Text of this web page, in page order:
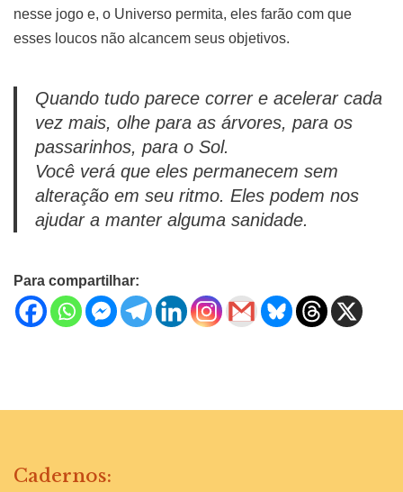
nesse jogo e, o Universo permita, eles farão com que
esses loucos não alcancem seus objetivos.
Quando tudo parece correr e acelerar cada
vez mais, olhe para as árvores, para os
passarinhos, para o Sol.
Você verá que eles permanecem sem
alteração em seu ritmo. Eles podem nos
ajudar a manter alguma sanidade.
Para compartilhar:
Cadernos: